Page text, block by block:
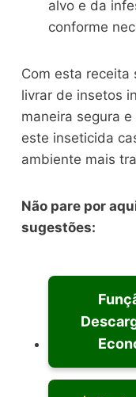
alvo e da
conforme
Com esta receita
livrar de insetos
maneira segura
este inseticida
ambiente mais
Não pare por
sugestões: